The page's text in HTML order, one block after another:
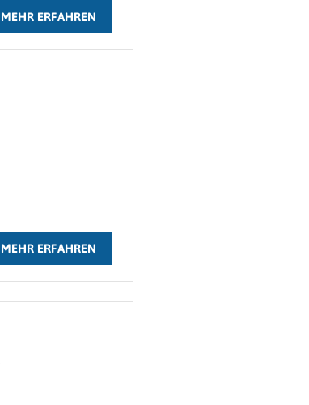
MEHR ERFAHREN
MEHR ERFAHREN